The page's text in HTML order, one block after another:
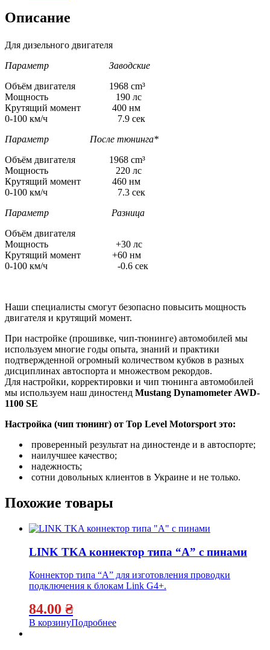
Описание
Для дизельного двигателя
Параметр Заводские
Объём двигателя 1968 cm³
Мощность 190 лс
Крутящий момент 400 нм
0-100 км/ч 7.9 сек
Параметр После тюнинга*
Объём двигателя 1968 cm³
Мощность 220 лс
Крутящий момент 460 нм
0-100 км/ч 7.3 сек
Параметр Разница
Объём двигателя
Мощность +30 лс
Крутящий момент +60 нм
0-100 км/ч -0.6 сек
Наши специалисты смогут безопасно повысить мощность
двигателя и крутящий момент.
При настройке (прошивке, чип-тюнинге) автомобилей мы
используем многие годы опыта, знаний и практики
подтвержденной огромный количеством кубков в разных
дисциплинах автоспорта и множеством рекордов.
Для настройки, корректировки и чип тюнинга автомобилей
мы используем наш диностенд Mustang Dynamometer AWD-
1100 SE
Настройка (чип тюнинг) от Top Level Motorsport это:
проверенный результат на диностенде и в автоспорте;
наилучшее качество;
надежность;
сотни довольных клиентов в Украине и не только.
Похожие товары
LINK TKA коннектор типа “А” с пинами
Коннектор типа “А” для изготовления проводки
подключения к блокам Link G4+.
84.00 ₴
В корзинуПодробнее